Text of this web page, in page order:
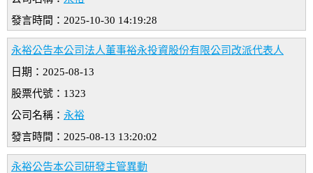
發言時間：2025-10-30 14:19:28
永裕公告本公司法人董事裕永投資股份有限公司改派代表人
日期：2025-08-13
股票代號：1323
公司名稱： 永裕
發言時間：2025-08-13 13:20:02
永裕公告本公司研發主管異動